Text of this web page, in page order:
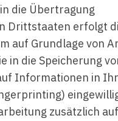
die Übertragung
Drittstaaten erfolgt
auf Grundlage von
in die Speicherung
Informationen in Ihr
zusätzlich auf